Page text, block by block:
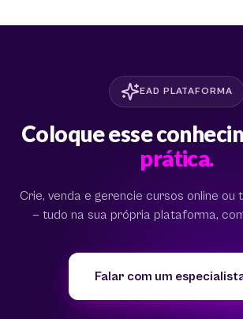
EAD PLATAFORMA
Coloque esse
prática.
Crie, venda e gerencie cursos online ou
— tudo na sua própria plataforma,
Falar com um